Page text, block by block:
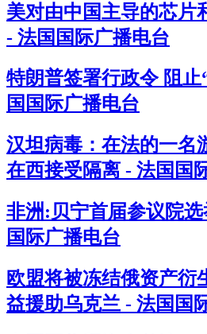
美对由中国主导的芯片
- 法国国际广播电台
特朗普签署行政令 阻止
国国际广播电台
汉坦病毒：在法的一名
在西接受隔离 - 法国国
非洲:贝宁首届参议院选
国际广播电台
欧盟将被冻结俄资产衍
益援助乌克兰 - 法国国